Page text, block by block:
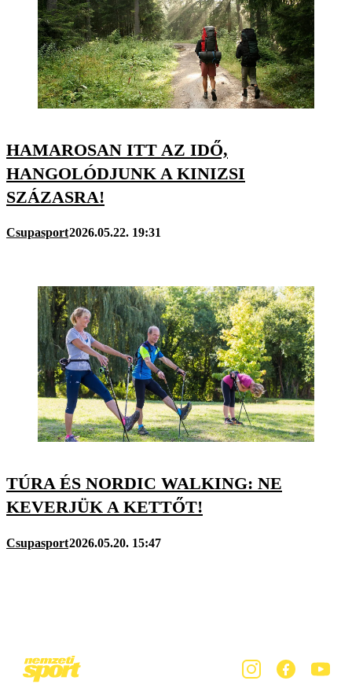
HAMAROSAN ITT AZ IDŐ,
HANGOLÓDJUNK A KINIZSI
SZÁZASRA!
Csupasport2026.05.22. 19:31
TÚRA ÉS NORDIC WALKING: NE
KEVERJÜK A KETTŐT!
Csupasport2026.05.20. 15:47